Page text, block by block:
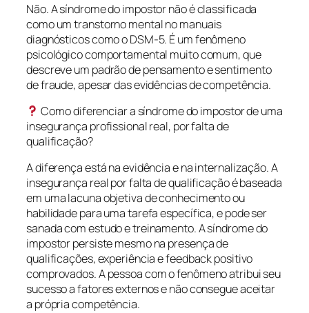
Não. A síndrome do impostor não é classificada
como um transtorno mental no manuais
diagnósticos como o DSM-5. É um fenômeno
psicológico comportamental muito comum, que
descreve um padrão de pensamento e sentimento
de fraude, apesar das evidências de competência.
Como diferenciar a síndrome do impostor de uma
insegurança profissional real, por falta de
qualificação?
A diferença está na evidência e na internalização. A
insegurança real por falta de qualificação é baseada
em uma lacuna objetiva de conhecimento ou
habilidade para uma tarefa específica, e pode ser
sanada com estudo e treinamento. A síndrome do
impostor persiste mesmo na presença de
qualificações, experiência e feedback positivo
comprovados. A pessoa com o fenômeno atribui seu
sucesso a fatores externos e não consegue aceitar
a própria competência.